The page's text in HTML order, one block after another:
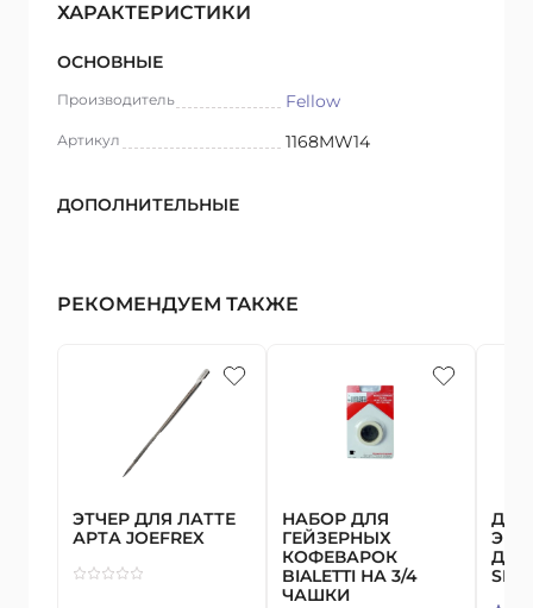
ХАРАКТЕРИСТИКИ
ОСНОВНЫЕ
Производитель Fellow
Артикул 1168MW14
ДОПОЛНИТЕЛЬНЫЕ
РЕКОМЕНДУЕМ ТАКЖЕ
ЭТЧЕР ДЛЯ ЛАТТЕ
АРТА JOEFREX
НАБОР ДЛЯ
ГЕЙЗЕРНЫХ
КОФЕВАРОК
BIALETTI НА 3/4
ЧАШКИ
ДЛЯ